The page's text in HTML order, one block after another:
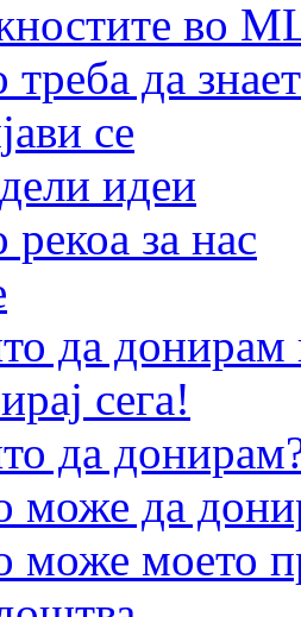
во
да
се
идеи
за нас
да
сега!
да
може да
може моето